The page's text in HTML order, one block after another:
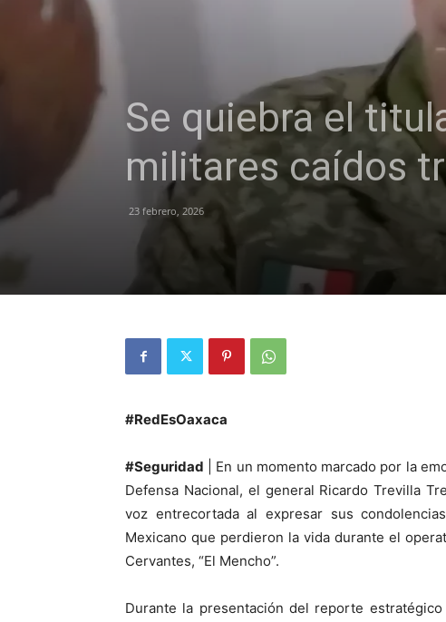
Se quiebra el
militares caídos
23 febrero, 2026
#RedEsOaxaca
#Seguridad | En un momento marcado por la
Defensa Nacional, el general Ricardo Trevilla
voz entrecortada al expresar sus
Mexicano que perdieron la vida durante el
Cervantes, “El Mencho”.
Durante la presentación del reporte